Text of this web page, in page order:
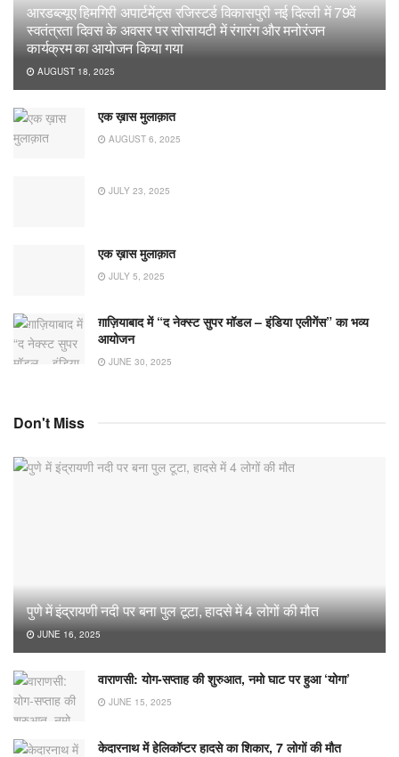
आरडब्ल्यूए हिमगिरी अपार्टमेंट्स रजिस्टर्ड विकासपुरी नई दिल्ली में 79वें
स्वतंत्रता दिवस के अवसर पर सोसायटी में रंगारंग और मनोरंजन
कार्यक्रम का आयोजन किया गया
AUGUST 18, 2025
एक ख़ास मुलाक़ात
AUGUST 6, 2025
JULY 23, 2025
एक ख़ास मुलाक़ात
JULY 5, 2025
ग़ाज़ियाबाद में “द नेक्स्ट सुपर मॉडल – इंडिया एलीगेंस” का भव्य
आयोजन
JUNE 30, 2025
Don't Miss
पुणे में इंद्रायणी नदी पर बना पुल टूटा, हादसे में 4 लोगों की मौत
JUNE 16, 2025
वाराणसी: योग-सप्ताह की शुरुआत, नमो घाट पर हुआ ‘योगा’
JUNE 15, 2025
केदारनाथ में हेलिकॉप्टर हादसे का शिकार, 7 लोगों की मौत